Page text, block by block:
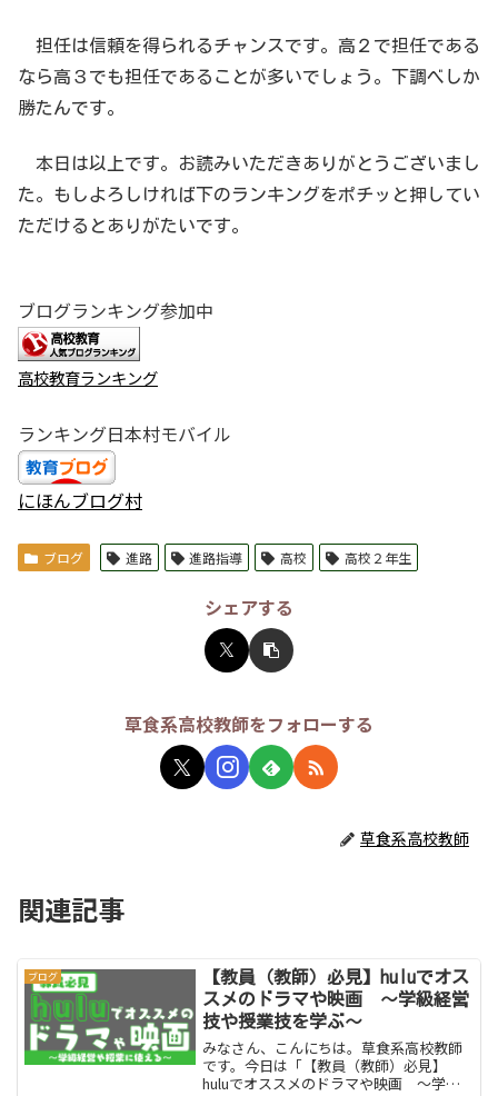
担任は信頼を得られるチャンスです。高２で担任である
なら高３でも担任であることが多いでしょう。下調べしか
勝たんです。
本日は以上です。お読みいただきありがとうございまし
た。もしよろしければ下のランキングをポチッと押してい
ただけるとありがたいです。
ブログランキング参加中
高校教育ランキング
ランキング日本村モバイル
にほんブログ村
ブログ 進路 進路指導 高校 高校２年生
シェアする
草食系高校教師をフォローする
草食系高校教師
関連記事
ブログ
【教員（教師）必見】huluでオス
スメのドラマや映画 〜学級経営
技や授業技を学ぶ〜
みなさん、こんにちは。草食系高校教師
です。今日は「【教員（教師）必見】
huluでオススメのドラマや映画 〜学級